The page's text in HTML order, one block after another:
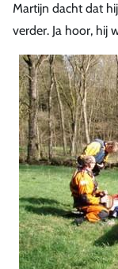
Martijn dacht dat
verder. Ja hoor, hij